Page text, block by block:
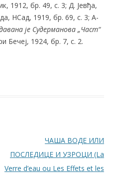
1912, бр. 49, с. 3; Д. Јевђа,
НСад, 1919, бр. 69, с. 3; А-
је Судерманова „Част“
Бечеј, 1924, бр. 7, с. 2.
ЧАША ВОДЕ ИЛИ
ПОСЛЕДИЦЕ И УЗРОЦИ (La
Verre d’eau ou Les Effets et les